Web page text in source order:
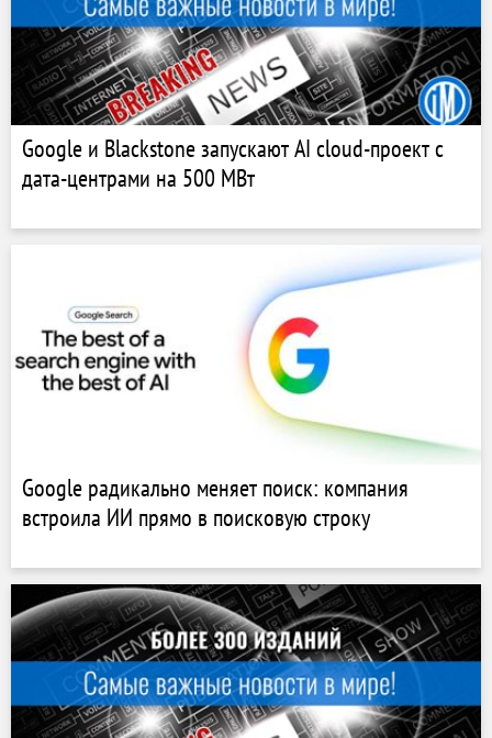
Google и Blackstone запускают AI cloud-проект с
дата-центрами на 500 МВт
Google радикально меняет поиск: компания
встроила ИИ прямо в поисковую строку